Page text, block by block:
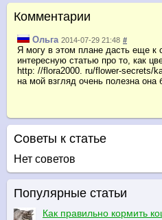
Комментарии
Ольга 2014-07-29 21:48 #
Я могу в этом плане дасть еще к
интересную статью про то, как
http: //flora2000. ru/flower-secrets/
на мой взгляд очень полезна она
Советы к статье
Нет советов
Популярные статьи
Как правильно кормить